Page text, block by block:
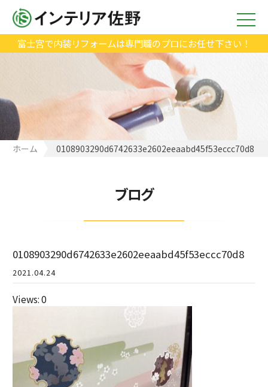
富士宮で内装リフォームは専門職のプロにお任せ下さい！
ホーム 0108903290d6742633e2602eeaabd45f53eccc70d8
ブログ
0108903290d6742633e2602eeaabd45f53eccc70d8
2021.04.24
Views: 0